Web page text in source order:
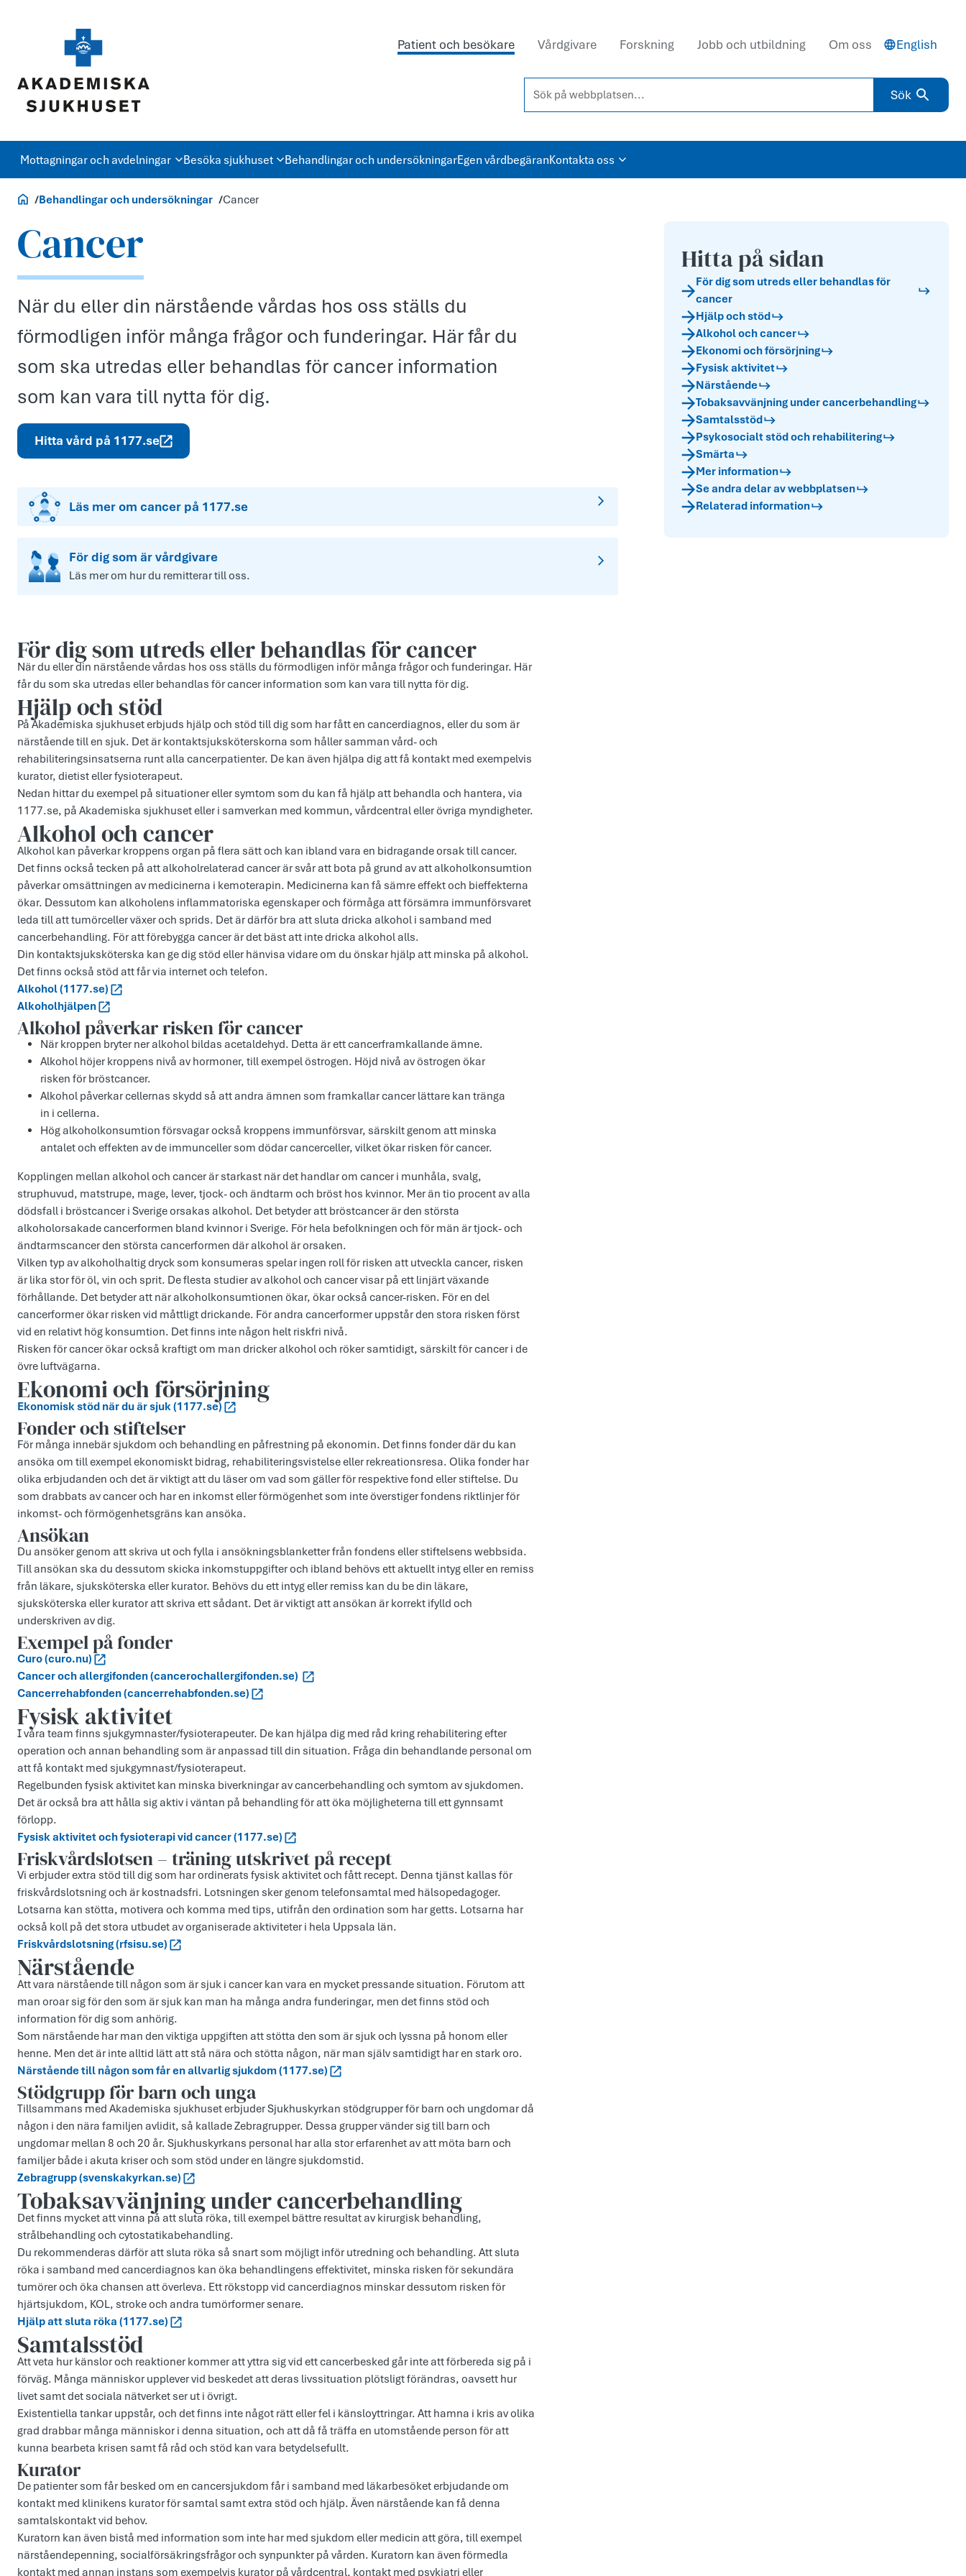
Patient och besökare Vårdgivare Forskning Jobb och utbildning Om oss English
Sök på webbplatsen...
Sök
Mottagningar och avdelningar Besöka sjukhuset Behandlingar och undersökningarEgen vårdbegäranKontakta oss
Akademiska.se
Behandlingar och undersökningar Cancer
Cancer
När du eller din närstående vårdas hos oss ställs du
förmodligen inför många frågor och funderingar. Här får du
som ska utredas eller behandlas för cancer information
som kan vara till nytta för dig.
Hitta vård på 1177.se
Läs mer om cancer på 1177.se
För dig som är vårdgivare
Läs mer om hur du remitterar till oss.
För dig som utreds eller behandlas för cancer
När du eller din närstående vårdas hos oss ställs du förmodligen inför många frågor och funderingar. Här
får du som ska utredas eller behandlas för cancer information som kan vara till nytta för dig.
Hjälp och stöd
På Akademiska sjukhuset erbjuds hjälp och stöd till dig som har fått en cancerdiagnos, eller du som är
närstående till en sjuk. Det är kontaktsjuksköterskorna som håller samman vård- och
rehabiliteringsinsatserna runt alla cancerpatienter. De kan även hjälpa dig att få kontakt med exempelvis
kurator, dietist eller fysioterapeut.
Nedan hittar du exempel på situationer eller symtom som du kan få hjälp att behandla och hantera, via
1177.se, på Akademiska sjukhuset eller i samverkan med kommun, vårdcentral eller övriga myndigheter.
Alkohol och cancer
Alkohol kan påverkar kroppens organ på flera sätt och kan ibland vara en bidragande orsak till cancer.
Det finns också tecken på att alkoholrelaterad cancer är svår att bota på grund av att alkoholkonsumtion
påverkar omsättningen av medicinerna i kemoterapin. Medicinerna kan få sämre effekt och bieffekterna
ökar. Dessutom kan alkoholens inflammatoriska egenskaper och förmåga att försämra immunförsvaret
leda till att tumörceller växer och sprids. Det är därför bra att sluta dricka alkohol i samband med
cancerbehandling. För att förebygga cancer är det bäst att inte dricka alkohol alls.
Din kontaktsjuksköterska kan ge dig stöd eller hänvisa vidare om du önskar hjälp att minska på alkohol.
Det finns också stöd att får via internet och telefon.
Alkohol (1177.se)
Alkoholhjälpen
Alkohol påverkar risken för cancer
När kroppen bryter ner alkohol bildas acetaldehyd. Detta är ett cancerframkallande ämne.
Alkohol höjer kroppens nivå av hormoner, till exempel östrogen. Höjd nivå av östrogen ökar
risken för bröstcancer.
Alkohol påverkar cellernas skydd så att andra ämnen som framkallar cancer lättare kan tränga
in i cellerna.
Hög alkoholkonsumtion försvagar också kroppens immunförsvar, särskilt genom att minska
antalet och effekten av de immunceller som dödar cancerceller, vilket ökar risken för cancer.
Kopplingen mellan alkohol och cancer är starkast när det handlar om cancer i munhåla, svalg,
struphuvud, matstrupe, mage, lever, tjock- och ändtarm och bröst hos kvinnor. Mer än tio procent av alla
dödsfall i bröstcancer i Sverige orsakas alkohol. Det betyder att bröstcancer är den största
alkoholorsakade cancerformen bland kvinnor i Sverige. För hela befolkningen och för män är tjock- och
ändtarmscancer den största cancerformen där alkohol är orsaken.
Vilken typ av alkoholhaltig dryck som konsumeras spelar ingen roll för risken att utveckla cancer, risken
är lika stor för öl, vin och sprit. De flesta studier av alkohol och cancer visar på ett linjärt växande
förhållande. Det betyder att när alkoholkonsumtionen ökar, ökar också cancer-risken. För en del
cancerformer ökar risken vid måttligt drickande. För andra cancerformer uppstår den stora risken först
vid en relativt hög konsumtion. Det finns inte någon helt riskfri nivå.
Risken för cancer ökar också kraftigt om man dricker alkohol och röker samtidigt, särskilt för cancer i de
övre luftvägarna.
Ekonomi och försörjning
Ekonomisk stöd när du är sjuk (1177.se)
Fonder och stiftelser
För många innebär sjukdom och behandling en påfrestning på ekonomin. Det finns fonder där du kan
ansöka om till exempel ekonomiskt bidrag, rehabiliteringsvistelse eller rekreationsresa. Olika fonder har
olika erbjudanden och det är viktigt att du läser om vad som gäller för respektive fond eller stiftelse. Du
som drabbats av cancer och har en inkomst eller förmögenhet som inte överstiger fondens riktlinjer för
inkomst- och förmögenhetsgräns kan ansöka.
Ansökan
Du ansöker genom att skriva ut och fylla i ansökningsblanketter från fondens eller stiftelsens webbsida.
Till ansökan ska du dessutom skicka inkomstuppgifter och ibland behövs ett aktuellt intyg eller en remiss
från läkare, sjuksköterska eller kurator. Behövs du ett intyg eller remiss kan du be din läkare,
sjuksköterska eller kurator att skriva ett sådant. Det är viktigt att ansökan är korrekt ifylld och
underskriven av dig.
Exempel på fonder
Curo (curo.nu)
Cancer och allergifonden (cancerochallergifonden.se)
Cancerrehabfonden (cancerrehabfonden.se)
Fysisk aktivitet
I våra team finns sjukgymnaster/fysioterapeuter. De kan hjälpa dig med råd kring rehabilitering efter
operation och annan behandling som är anpassad till din situation. Fråga din behandlande personal om
att få kontakt med sjukgymnast/fysioterapeut.
Regelbunden fysisk aktivitet kan minska biverkningar av cancerbehandling och symtom av sjukdomen.
Det är också bra att hålla sig aktiv i väntan på behandling för att öka möjligheterna till ett gynnsamt
förlopp.
Fysisk aktivitet och fysioterapi vid cancer (1177.se)
Friskvårdslotsen – träning utskrivet på recept
Vi erbjuder extra stöd till dig som har ordinerats fysisk aktivitet och fått recept. Denna tjänst kallas för
friskvårdslotsning och är kostnadsfri. Lotsningen sker genom telefonsamtal med hälsopedagoger.
Lotsarna kan stötta, motivera och komma med tips, utifrån den ordination som har getts. Lotsarna har
också koll på det stora utbudet av organiserade aktiviteter i hela Uppsala län.
Friskvårdslotsning (rfsisu.se)
Närstående
Att vara närstående till någon som är sjuk i cancer kan vara en mycket pressande situation. Förutom att
man oroar sig för den som är sjuk kan man ha många andra funderingar, men det finns stöd och
information för dig som anhörig.
Som närstående har man den viktiga uppgiften att stötta den som är sjuk och lyssna på honom eller
henne. Men det är inte alltid lätt att stå nära och stötta någon, när man själv samtidigt har en stark oro.
Närstående till någon som får en allvarlig sjukdom (1177.se)
Stödgrupp för barn och unga
Tillsammans med Akademiska sjukhuset erbjuder Sjukhuskyrkan stödgrupper för barn och ungdomar då
någon i den nära familjen avlidit, så kallade Zebragrupper. Dessa grupper vänder sig till barn och
ungdomar mellan 8 och 20 år. Sjukhuskyrkans personal har alla stor erfarenhet av att möta barn och
familjer både i akuta kriser och som stöd under en längre sjukdomstid.
Zebragrupp (svenskakyrkan.se)
Tobaksavvänjning under cancerbehandling
Det finns mycket att vinna på att sluta röka, till exempel bättre resultat av kirurgisk behandling,
strålbehandling och cytostatikabehandling.
Du rekommenderas därför att sluta röka så snart som möjligt inför utredning och behandling. Att sluta
röka i samband med cancerdiagnos kan öka behandlingens effektivitet, minska risken för sekundära
tumörer och öka chansen att överleva. Ett rökstopp vid cancerdiagnos minskar dessutom risken för
hjärtsjukdom, KOL, stroke och andra tumörformer senare.
Hjälp att sluta röka (1177.se)
Samtalsstöd
Att veta hur känslor och reaktioner kommer att yttra sig vid ett cancerbesked går inte att förbereda sig på i
förväg. Många människor upplever vid beskedet att deras livssituation plötsligt förändras, oavsett hur
livet samt det sociala nätverket ser ut i övrigt.
Existentiella tankar uppstår, och det finns inte något rätt eller fel i känsloyttringar. Att hamna i kris av olika
grad drabbar många människor i denna situation, och att då få träffa en utomstående person för att
kunna bearbeta krisen samt få råd och stöd kan vara betydelsefullt.
Kurator
De patienter som får besked om en cancersjukdom får i samband med läkarbesöket erbjudande om
kontakt med klinikens kurator för samtal samt extra stöd och hjälp. Även närstående kan få denna
samtalskontakt vid behov.
Kuratorn kan även bistå med information som inte har med sjukdom eller medicin att göra, till exempel
närståendepenning, socialförsäkringsfrågor och synpunkter på vården. Kuratorn kan även förmedla
kontakt med annan instans som exempelvis kurator på vårdcentral, kontakt med psykiatri eller
Hitta på sidan
För dig som utreds eller behandlas för
cancer
Hjälp och stöd
Alkohol och cancer
Ekonomi och försörjning
Fysisk aktivitet
Närstående
Tobaksavvänjning under cancerbehandling
Samtalsstöd
Psykosocialt stöd och rehabilitering
Smärta
Mer information
Se andra delar av webbplatsen
Relaterad information